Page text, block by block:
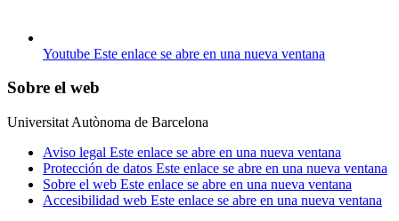
Youtube Este enlace se abre en una nueva ventana
Sobre el web
Universitat Autònoma de Barcelona
Aviso legal Este enlace se abre en una nueva ventana
Protección de datos Este enlace se abre en una nueva ventana
Sobre el web Este enlace se abre en una nueva ventana
Accesibilidad web Este enlace se abre en una nueva ventana